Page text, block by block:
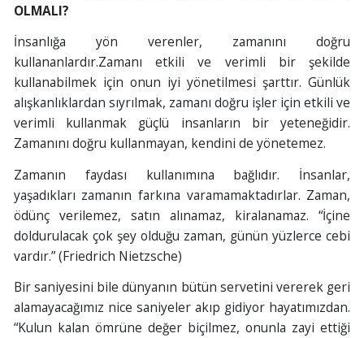
OLMALI?
İnsanlığa yön verenler, zamanını doğru
kullananlardır.Zamanı etkili ve verimli bir şekilde
kullanabilmek için onun iyi yönetilmesi şarttır. Günlük
alışkanlıklardan sıyrılmak, zamanı doğru işler için etkili ve
verimli kullanmak güçlü insanların bir yeteneğidir.
Zamanını doğru kullanmayan, kendini de yönetemez.
Zamanın faydası kullanımına bağlıdır. İnsanlar,
yaşadıkları zamanın farkına varamamaktadırlar. Zaman,
ödünç verilemez, satın alınamaz, kiralanamaz. “İçine
doldurulacak çok şey olduğu zaman, günün yüzlerce cebi
vardır.” (Friedrich Nietzsche)
Bir saniyesini bile dünyanın bütün servetini vererek geri
alamayacağımız nice saniyeler akıp gidiyor hayatımızdan.
“Kulun kalan ömrüne değer biçilmez, onunla zayi ettiği